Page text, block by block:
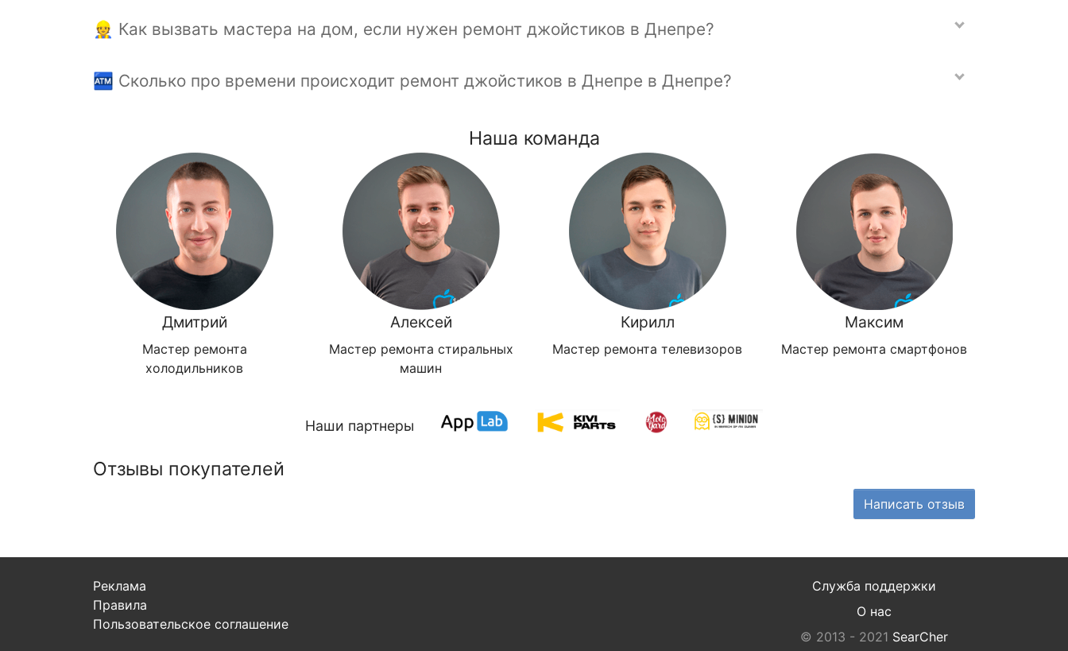
👷 Как вызвать мастера на дом, если нужен ремонт джойстиков в Днепре?
🏧 Сколько про времени происходит ремонт джойстиков в Днепре в Днепре?
Наша команда
Дмитрий
Мастер ремонта
холодильников
Алексей
Мастер ремонта стиральных
машин
Кирилл
Мастер ремонта телевизоров
Максим
Мастер ремонта смартфонов
Наши партнеры
Отзывы покупателей
Написать отзыв
Реклама
Правила
Пользовательское соглашение
Служба поддержки
О нас
© 2013 - 2021 SearCher